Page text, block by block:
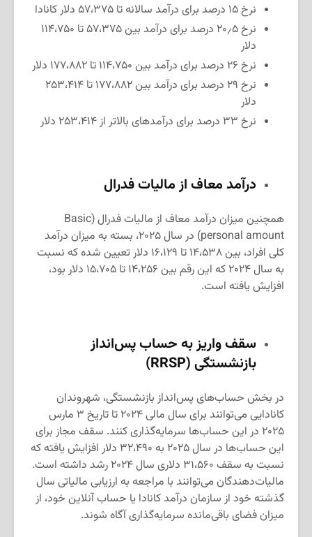
نرخ ۱۵ درصد برای درآمد سالانه تا ۵۷،۳۷۵ دلار کانادا
نرخ ۲۰٫۵ درصد برای درآمد بین ۵۷،۳۷۵ تا ۱۱۴،۷۵۰
دلار
نرخ ۲۶ درصد برای درآمد بین ۱۱۴،۷۵۰ تا ۱۷۷،۸۸۲ دلار
نرخ ۲۹ درصد برای درآمد بین ۱۷۷،۸۸۲ تا ۲۵۳،۴۱۴
دلار
نرخ ۳۳ درصد برای درآمدهای بالاتر از ۲۵۳،۴۱۴ دلار
درآمد معاف از مالیات فدرال
همچنین میزان درآمد معاف از مالیات فدرال (Basic
personal amount) در سال ۲۰۲۵، بسته به میزان درآمد
کلی افراد، بین ۱۴،۵۳۸ تا ۱۶،۱۲۹ دلار تعیین شده که نسبت
به سال ۲۰۲۴ که این رقم بین ۱۴،۲۵۶ تا ۱۵،۷۰۵ دلار بود،
افزایش یافته است.
سقف واریز به حساب پس‌انداز
بازنشستگی (RRSP)
در بخش حساب‌های پس‌انداز بازنشستگی، شهروندان
کانادایی می‌توانند برای سال مالی ۲۰۲۴ تا تاریخ ۳ مارس
۲۰۲۵ در این حساب‌ها سرمایه‌گذاری کنند. سقف مجاز برای
این حساب‌ها در سال ۲۰۲۵ به ۳۲،۴۹۰ دلار افزایش یافته که
نسبت به سقف ۳۱،۵۶۰ دلاری سال ۲۰۲۴ رشد داشته است.
مالیات‌دهندگان می‌توانند با مراجعه به ارزیابی مالیاتی سال
گذشته خود از سازمان درآمد کانادا یا حساب آنلاین خود، از
میزان فضای باقی‌مانده سرمایه‌گذاری آگاه شوند.